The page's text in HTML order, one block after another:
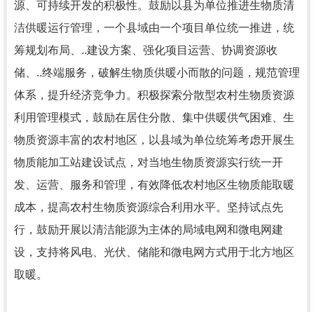
源、可持续开发的积极性。鼓励以县为单位推进生物质清
洁供暖运行管理，一个县域由一个项目单位统一推进，统
筹规划布局、..建设方案、强化项目运营、协调资源收
储、..终端服务，破解生物质供暖小而散的问题，规范管理
体系，提升经济竞争力。积极探索分散型农村生物质资源
利用管理模式，鼓励在居住分散、集中供暖供气困难、生
物质资源丰富的农村地区，以县域为单位统筹考虑开展生
物质能加工站建设试点，对当地生物质资源实行统一开
发、运营、服务和管理，有效降低农村地区生物质能取暖
成本，提高农村生物质资源综合利用水平。坚持试点先
行，鼓励开展以清洁能源为主体的局域电网和微电网建
设，支持将风电、光伏、储能和微电网方式用于北方地区
取暖。